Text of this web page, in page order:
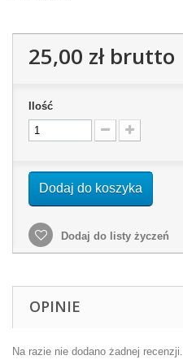
25,00 złbrutto
Ilość
Dodaj do koszyka
Dodaj do listy życzeń
OPINIE
Na razie nie dodano żadnej recenzji.